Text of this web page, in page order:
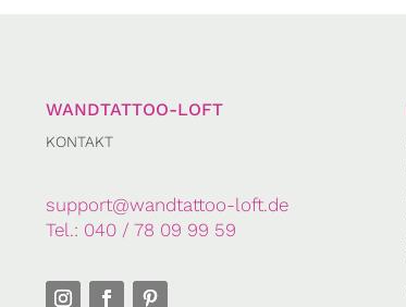
WANDTATTOO-LOFT
KONTAKT
support@wandtattoo-loft.de
Tel.: 040 / 78 09 99 59